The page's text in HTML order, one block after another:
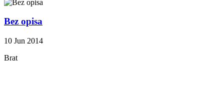
Bez opisa
10 Jun 2014
Brat